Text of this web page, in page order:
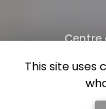
Centre
This site uses